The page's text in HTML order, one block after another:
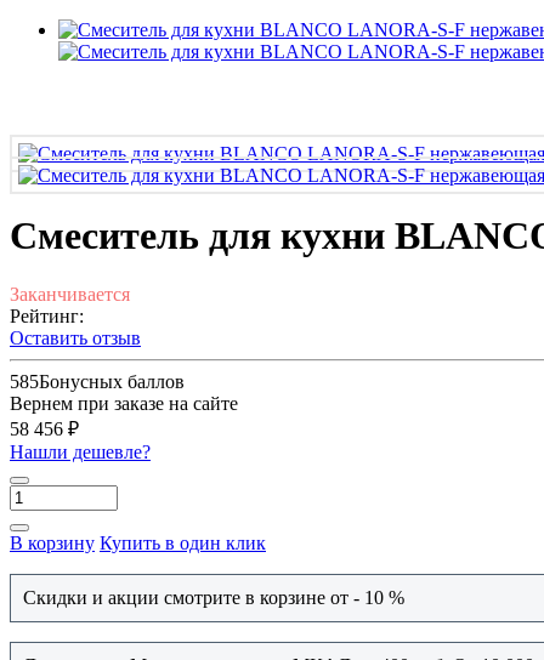
Смеситель для кухни
Заканчивается
Рейтинг:
Оставить отзыв
585Бонусных баллов
Вернем при заказе на сайте
58 456 ₽
Нашли дешевле?
В корзину Купить в один клик
Скидки и акции смотрите в корзине от - 10 %